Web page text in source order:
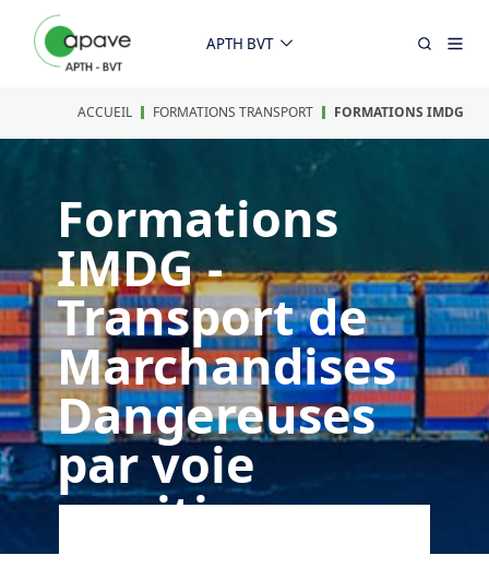
APTH BVT
ACCUEIL FORMATIONS TRANSPORT FORMATIONS IMDG
Formations
IMDG -
Transport de
Marchandises
Dangereuses
par voie
maritime